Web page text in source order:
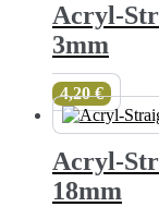
Acryl-
3mm
4,20€
Acryl-
18mm